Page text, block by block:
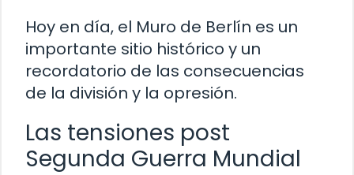
Hoy en día, el Muro de Berlín es un
importante sitio histórico y un
recordatorio de las consecuencias
de la división y la opresión.
Las tensiones post
Segunda Guerra Mundial